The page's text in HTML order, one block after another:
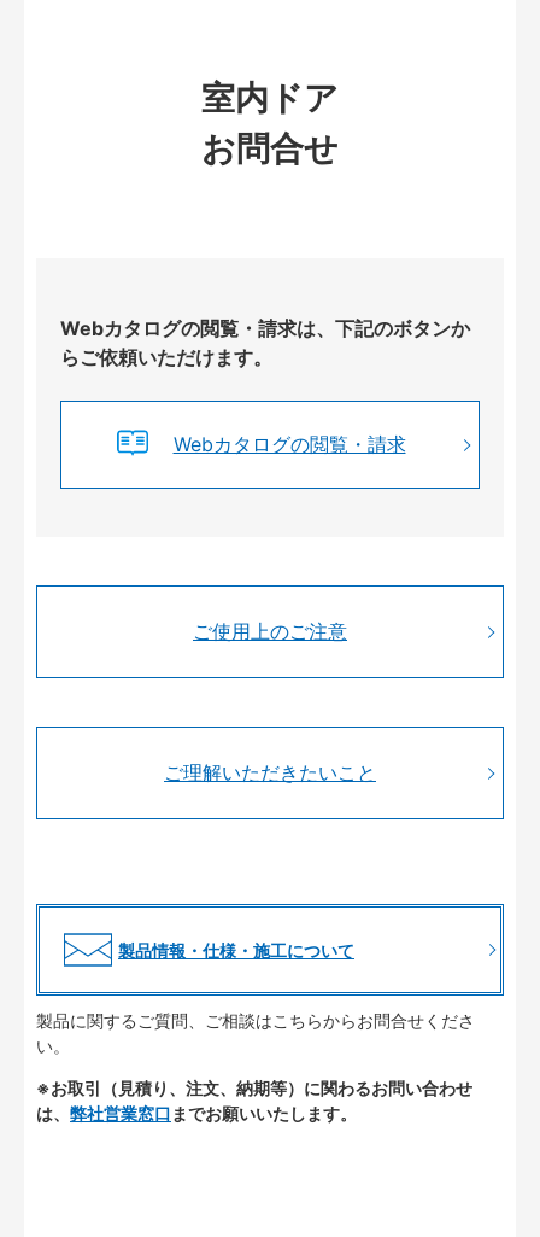
室内ドア
お問合せ
Webカタログの閲覧・請求は、下記のボタンか
らご依頼いただけます。
Webカタログの閲覧・請求
ご使用上のご注意
ご理解いただきたいこと
製品情報・仕様・施工について
製品に関するご質問、ご相談はこちらからお問合せくださ
い。
※お取引（見積り、注文、納期等）に関わるお問い合わせ
は、 弊社営業窓口 までお願いいたします。